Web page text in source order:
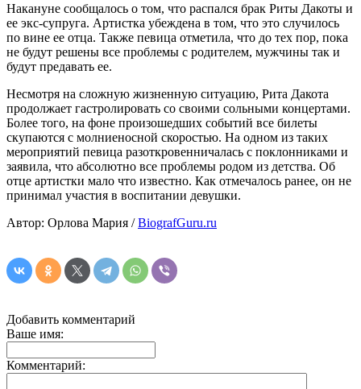
Накануне сообщалось о том, что распался брак Риты Дакоты и
ее экс-супруга. Артистка убеждена в том, что это случилось
по вине ее отца. Также певица отметила, что до тех пор, пока
не будут решены все проблемы с родителем, мужчины так и
будут предавать ее.
Несмотря на сложную жизненную ситуацию, Рита Дакота
продолжает гастролировать со своими сольными концертами.
Более того, на фоне произошедших событий все билеты
скупаются с молниеносной скоростью. На одном из таких
мероприятий певица разоткровенничалась с поклонниками и
заявила, что абсолютно все проблемы родом из детства. Об
отце артистки мало что известно. Как отмечалось ранее, он не
принимал участия в воспитании девушки.
Автор: Орлова Мария /BiografGuru.ru
Добавить комментарий
Ваше имя:
Комментарий: